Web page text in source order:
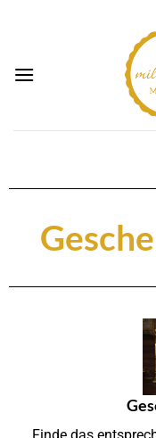
Finde das